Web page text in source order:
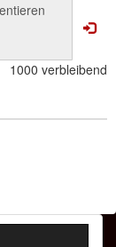
1000 verbleibend